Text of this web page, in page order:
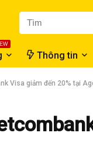
Thông tin
Visa giảm đến 20% tại